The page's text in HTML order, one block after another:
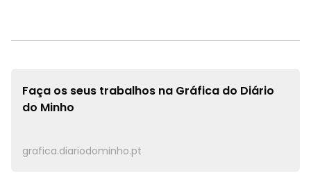
Faça os seus trabalhos na Gráfica do Diário
do Minho
grafica.diariodominho.pt